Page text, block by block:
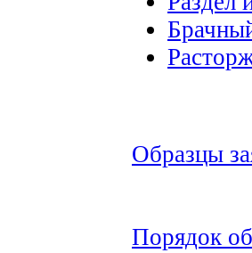
Образцы
Порядок